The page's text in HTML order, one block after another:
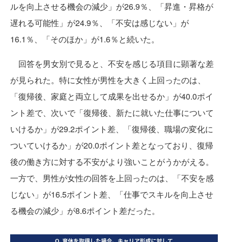
ルを向上させる機会の減少」が26.9％、「昇進・昇格が
遅れる可能性」が24.9％、「不安は感じない」が
16.1％、「そのほか」が1.6％と続いた。
回答を男女別で見ると、不安を感じる項目に顕著な差
が見られた。特に女性が男性を大きく上回ったのは、
「復帰後、家庭と両立して成果を出せるか」が40.0ポイ
ント差で、次いで「復帰後、新たに就いた仕事について
いけるか」が29.2ポイント差、「復帰後、職場の変化に
ついていけるか」が20.0ポイント差となっており、復帰
後の働き方に対する不安がより強いことがうかがえる。
一方で、男性が女性の回答を上回ったのは、「不安を感
じない」が16.5ポイント差、「仕事でスキルを向上させ
る機会の減少」が8.6ポイント差だった。